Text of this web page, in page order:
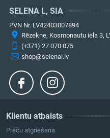
Klientu atbalsts
Preču atgriešana
SELENA L, SIA
PVN Nr. LV42403007894
Rēzekne, Kosmonautu iela 3,
(+371) 27 070 075
shop@selenal.lv